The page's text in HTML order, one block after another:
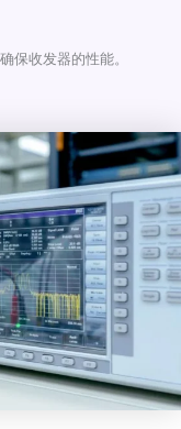
保收发器的性能。